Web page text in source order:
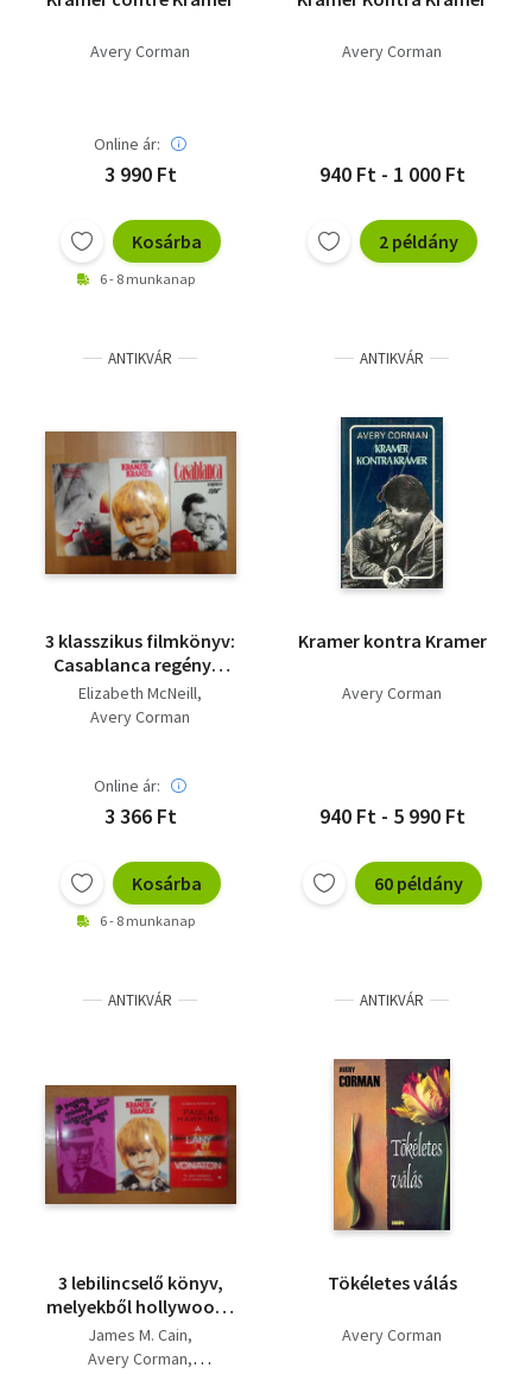
Avery Corman
Online ár:
3 990 Ft
Kosárba
6 - 8 munkanap
Avery Corman
940 Ft - 1 000 Ft
2 példány
ANTIKVÁR
3 klasszikus filmkönyv:
Casablanca regénye,
Kramer kontra
Kramer, 9 és 1/2 hét
Elizabeth McNeill
Avery Corman
Online ár:
3 366 Ft
Kosárba
6 - 8 munkanap
ANTIKVÁR
Kramer kontra Kramer
Avery Corman
940 Ft - 5 990 Ft
60 példány
ANTIKVÁR
3 lebilincselő könyv,
melyekből hollywoody
sikerfilmek készültek:
A postás mindig
James M. Cain
Avery Corman
ANTIKVÁR
Tökéletes válás
Avery Corman